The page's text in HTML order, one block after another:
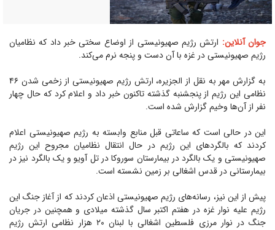
جوان آنلاین: ارتش رژیم صهیونیستی از اوضاع سختی خبر داد که نظامیان
رژیم صهیونیستی در غزه با آن دست و پنجه نرم می‌کند.
به گزارش مهر به نقل از الجزیره، ارتش رژیم صهیونیستی از زخمی شدن ۴۶
نظامی این رژیم از پنجشنبه گذشته تاکنون خبر داد و اعلام کرد که حال چهار
نفر از آن‌ها وخیم گزارش شده است.
این در حالی است که ساعاتی قبل منابع وابسته به رژیم صهیونیستی اعلام
کردند که بالگرد‌های این رژیم در حال انتقال نظامیان مجروح این رژیم
صهیونیستی و یک بالگرد در بیمارستان سوروکا در تل آویو و یک بالگرد نیز در
بیمارستانی در قدس اشغالی بر زمین نشسته است.
پیش از این نیز، رسانه‌های رژیم صهیونیستی اذعان کردند که از آغاز جنگ این
رژیم علیه نوار غزه در هفتم اکتبر سال گذشته میلادی و همچنین در جریان
جنگ در نوار مرزی فلسطین اشغالی با لبنان ۲۰ هزار نظامی ارتش رژیم